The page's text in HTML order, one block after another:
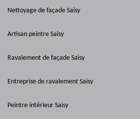
Nettoyage de façade Saisy
Artisan peintre Saisy
Ravalement de façade Saisy
Entreprise de ravalement Saisy
Peintre intérieur Saisy